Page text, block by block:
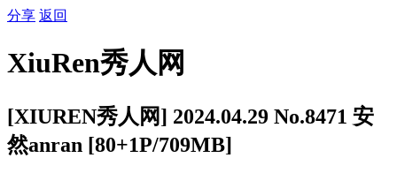
分享 返回
XiuRen秀人网
[XIUREN秀人网] 2024.04.29 No.8471 安
然anran [80+1P/709MB]